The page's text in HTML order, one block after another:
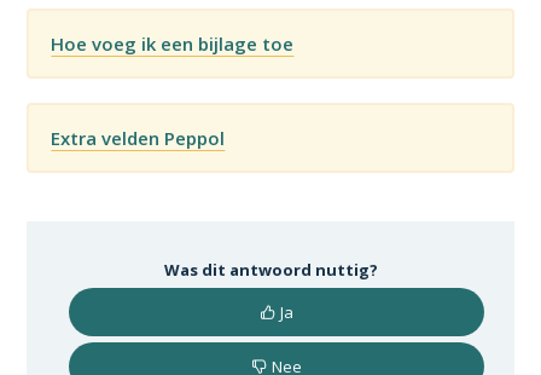
Hoe voeg ik een bijlage toe
Extra velden Peppol
Was dit antwoord nuttig?
Ja
Nee